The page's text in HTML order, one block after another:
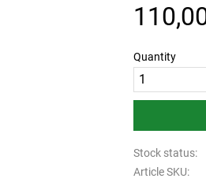
Quantity
Stock status
Article SKU